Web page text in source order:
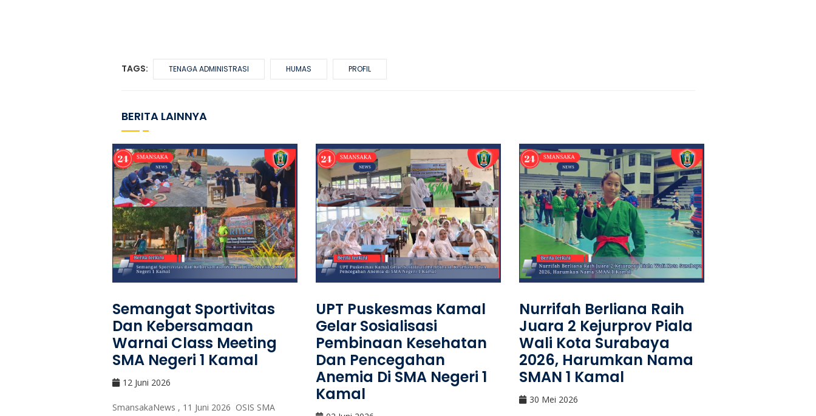
TAGS: TENAGA ADMINISTRASI HUMAS PROFIL
BERITA LAINNYA
Semangat Sportivitas
Dan Kebersamaan
Warnai Class Meeting
SMA Negeri 1 Kamal
12 Juni 2026
SmansakaNews , 11 Juni 2026 OSIS SMA
UPT Puskesmas Kamal
Gelar Sosialisasi
Pembinaan Kesehatan
Dan Pencegahan
Anemia Di SMA Negeri 1
Kamal
Nurrifah Berliana Raih
Juara 2 Kejurprov Piala
Wali Kota Surabaya
2026, Harumkan Nama
SMAN 1 Kamal
30 Mei 2026